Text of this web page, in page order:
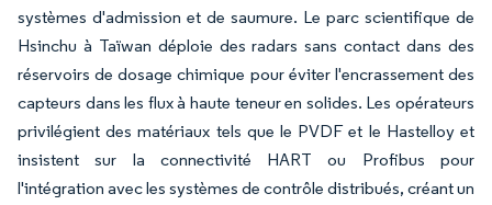
systèmes d'admission et de saumure. Le parc scientifique de
Hsinchu à Taïwan déploie des radars sans contact dans des
réservoirs de dosage chimique pour éviter l'encrassement des
capteurs dans les flux à haute teneur en solides. Les opérateurs
privilégient des matériaux tels que le PVDF et le Hastelloy et
insistent sur la connectivité HART ou Profibus pour
l'intégration avec les systèmes de contrôle distribués, créant un